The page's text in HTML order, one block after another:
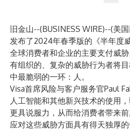
旧金山--(BUSINESS WIRE)--(美
发布了2024年春季版的《半年度
全球消费者和企业的主要支付威
有组织的、复杂的威胁行为者将
中最脆弱的一环：人。
Visa首席风险与客户服务官Paul
人工智能和其他新兴技术的使用
更具说服力，从而给消费者带来
应对这些威胁方面具有得天独厚